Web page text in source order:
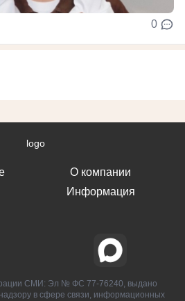
0
О компании
Информация
СМИ: Эл № ФС 77-76240, выдано
в сфере связи, информационных